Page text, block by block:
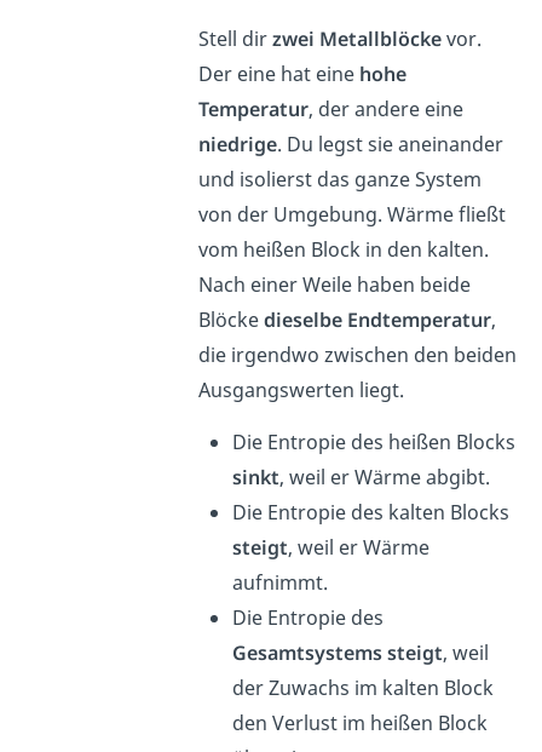
Stell dirzwei Metallblöckevor.
Der eine hat eine hohe
Temperatur, der andere eine
niedrige. Du legst sie aneinander
und isolierst das ganze System
von der Umgebung. Wärme fließt
vom heißen Block in den kalten.
Nach einer Weile haben beide
Blöckedieselbe Endtemperatur,
die irgendwo zwischen den beiden
Ausgangswerten liegt.
Die Entropie des heißen Blocks
sinkt, weil er Wärme abgibt.
Die Entropie des kalten Blocks
steigt, weil er Wärme
aufnimmt.
Die Entropie des
Gesamtsystems steigt, weil
der Zuwachs im kalten Block
den Verlust im heißen Block